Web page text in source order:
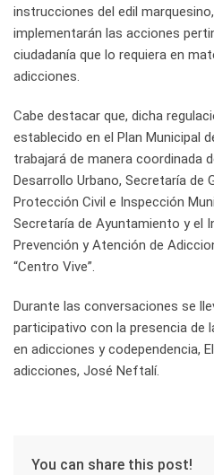
instrucciones del edil
implementarán las acciones
ciudadanía que lo requiera en
adicciones.
Cabe destacar que, dicha
establecido en el Plan Municipal
trabajará de manera coordinada
Desarrollo Urbano, Secretaría de
Protección Civil e Inspección
Secretaría de Ayuntamiento y el
Prevención y Atención de
“Centro Vive”.
Durante las conversaciones se
participativo con la presencia de
en adicciones y codependencia,
adicciones, José Neftalí.
You can share this post!